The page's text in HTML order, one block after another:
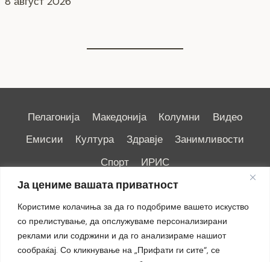
Ја цениме вашата приватност
Користиме колачиња за да го подобриме вашето искуство
со прелистување, да опслужуваме персонализирани
реклами или содржини и да го анализираме нашиот
сообраќај. Со кликнување на „Прифати ги сите“, се
7 август 2026
Пелагонија Македонија Колумни
Видео
Емисии
Култура Здравје
Занимливости
Спорт
ИРИС
Импресум|Маркетинг